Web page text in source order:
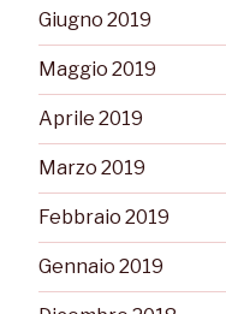
Giugno 2019
Maggio 2019
Aprile 2019
Marzo 2019
Febbraio 2019
Gennaio 2019